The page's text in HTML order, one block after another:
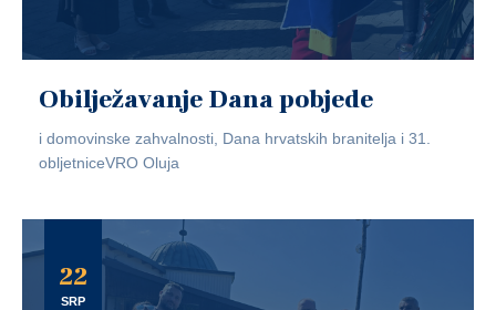
Obilježavanje Dana pobjede
i domovinske zahvalnosti, Dana hrvatskih branitelja i 31.
obljetniceVRO Oluja
22
SRP